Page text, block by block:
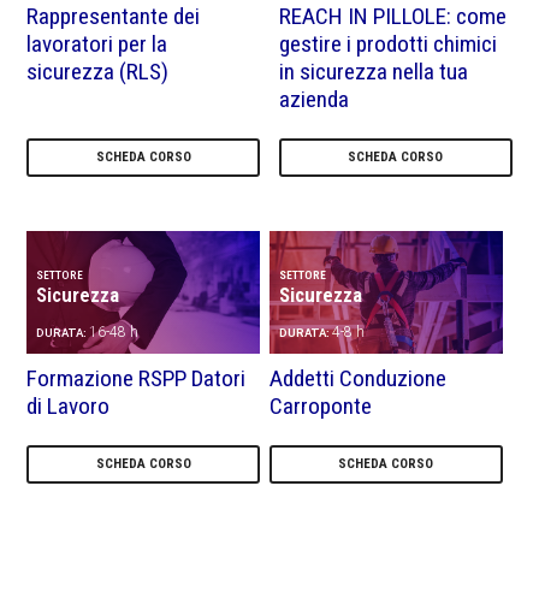
Rappresentante dei
lavoratori per la
sicurezza (RLS)
SCHEDA CORSO
REACH IN PILLOLE: come
gestire i prodotti chimici
in sicurezza nella tua
azienda
SCHEDA CORSO
SETTORE
Sicurezza
DURATA: 16-48 h
Formazione RSPP Datori
di Lavoro
SCHEDA CORSO
SETTORE
Sicurezza
DURATA:4-8 h
Addetti Conduzione
Carroponte
SCHEDA CORSO